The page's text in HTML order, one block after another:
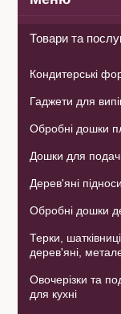
Товари та
Кондитерські
Гаджети для
Обробні дошки
Дошки для
Дерев'яні
Обробні дошки
Терки,
дерев'яні,
Овочерізки та
для кухні